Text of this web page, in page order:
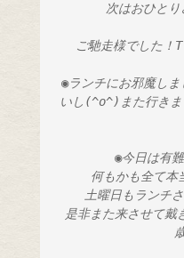
次はおひと
ご馳走様でした！
◉ランチにお邪魔し
いし(^o^)また行き
◉今日は有
何もかも全て本
土曜日もランチ